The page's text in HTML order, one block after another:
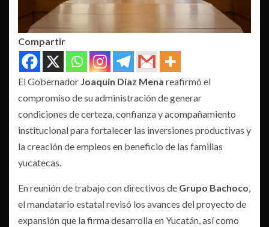
Compartir
El Gobernador Joaquín Díaz Mena reafirmó el
compromiso de su administración de generar
condiciones de certeza, confianza y acompañamiento
institucional para fortalecer las inversiones productivas y
la creación de empleos en beneficio de las familias
yucatecas.
En reunión de trabajo con directivos de Grupo Bachoco,
el mandatario estatal revisó los avances del proyecto de
expansión que la firma desarrolla en Yucatán, así como